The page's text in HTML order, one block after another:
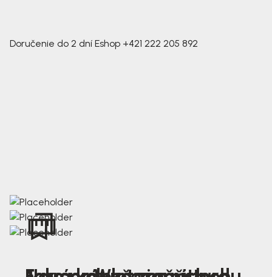
Doručenie do 2 dní Eshop +421 222 205 892